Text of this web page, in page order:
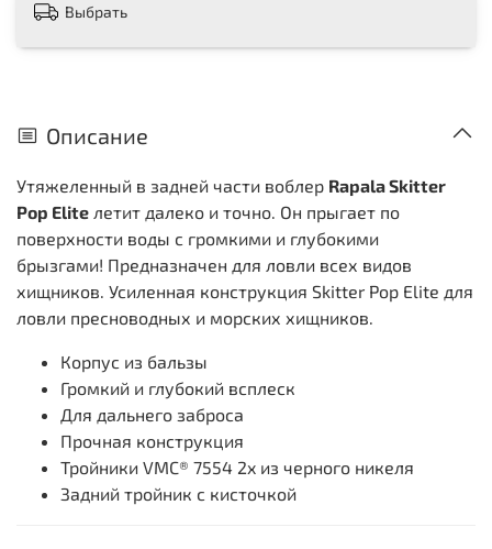
Выбрать
Описание
Утяжеленный в задней части воблер Rapala Skitter
Pop Elite летит далеко и точно. Он прыгает по
поверхности воды с громкими и глубокими
брызгами! Предназначен для ловли всех видов
хищников. Усиленная конструкция Skitter Pop Elite для
ловли пресноводных и морских хищников.
Корпус из бальзы
Громкий и глубокий всплеск
Для дальнего заброса
Прочная конструкция
Тройники VMC® 7554 2x из черного никеля
Задний тройник с кисточкой